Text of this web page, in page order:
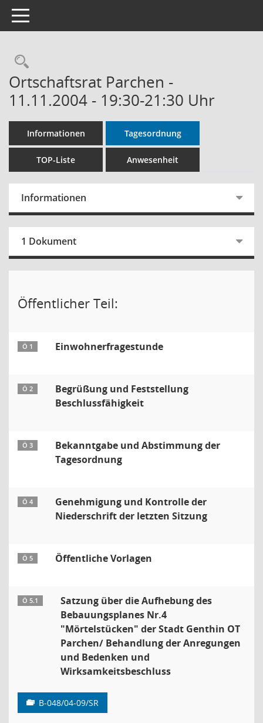
Toggle navigation
Rechercheauswahl
Ortschaftsrat Parchen -
11.11.2004 - 19:30-21:30 Uhr
Informationen Tagesordnung
TOP-Liste Anwesenheit
Informationen
1 Dokument
Öffentlicher Teil:
Ö 1 Einwohnerfragestunde
Ö 2
Begrüßung und Feststellung
Beschlussfähigkeit
Ö 3
Bekanntgabe und Abstimmung der
Tagesordnung
Ö 4
Genehmigung und Kontrolle der
Niederschrift der letzten Sitzung
Ö 5 Öffentliche Vorlagen
Ö 5.1
Satzung über die Aufhebung des
Bebauungsplanes Nr.4
"Mörtelstücken" der Stadt Genthin OT
Parchen/ Behandlung der Anregungen
und Bedenken und
Wirksamkeitsbeschluss
B-048/04-09/SR